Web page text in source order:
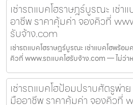
เช่ารถแบคโฮราษฎร์บูรณะ เช่
อาชีพ ราคาคุ้มค่า จองคิวที่
รับจ้าง.com
เช่ารถแบคโฮราษฎร์บูรณะ เช่าแบคโฮพร้อ
คิวที่ www.รถแบคโฮรับจ้าง.com — ไม่ว่า
เช่ารถแบคโฮป้อมปราบศัตรูพ่า
มืออาชีพ ราคาคุ้มค่า จองคิวที่